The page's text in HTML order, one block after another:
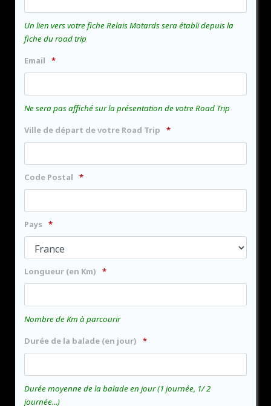
Un lien vers votre fiche Relais Motards sera établi depuis la
fiche du road trip
Email
Ne sera pas affiché sur la présentation de votre Road Trip
Ville de départ de votre Road Trip
Code Postal
Pays
Longueur (en Km)
Nombre de Km à parcourir
Durée de la balade (en jour)
Durée moyenne de la balade en jour (1 journée, 1/ 2
journée...)